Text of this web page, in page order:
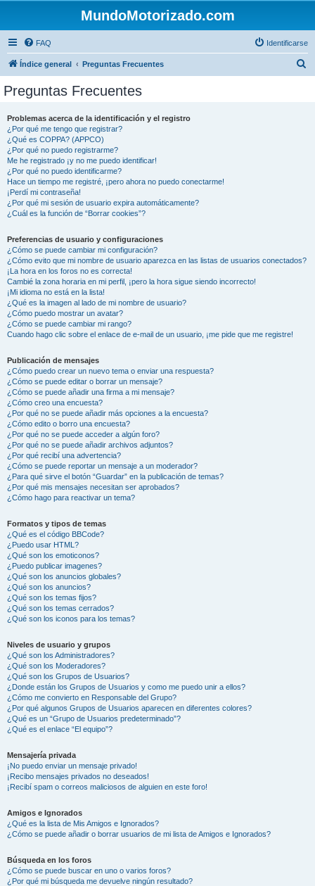
MundoMotorizado.com
FAQ Identificarse
Índice general Preguntas Frecuentes
Preguntas Frecuentes
Problemas acerca de la identificación y el registro
¿Por qué me tengo que registrar?
¿Qué es COPPA? (APPCO)
¿Por qué no puedo registrarme?
Me he registrado ¡y no me puedo identificar!
¿Por qué no puedo identificarme?
Hace un tiempo me registré, ¡pero ahora no puedo conectarme!
¡Perdí mi contraseña!
¿Por qué mi sesión de usuario expira automáticamente?
¿Cuál es la función de “Borrar cookies”?
Preferencias de usuario y configuraciones
¿Cómo se puede cambiar mi configuración?
¿Cómo evito que mi nombre de usuario aparezca en las listas de usuarios conectados?
¡La hora en los foros no es correcta!
Cambié la zona horaria en mi perfil, ¡pero la hora sigue siendo incorrecto!
¡Mi idioma no está en la lista!
¿Qué es la imagen al lado de mi nombre de usuario?
¿Cómo puedo mostrar un avatar?
¿Cómo se puede cambiar mi rango?
Cuando hago clic sobre el enlace de e-mail de un usuario, ¡me pide que me registre!
Publicación de mensajes
¿Cómo puedo crear un nuevo tema o enviar una respuesta?
¿Cómo se puede editar o borrar un mensaje?
¿Cómo se puede añadir una firma a mi mensaje?
¿Cómo creo una encuesta?
¿Por qué no se puede añadir más opciones a la encuesta?
¿Cómo edito o borro una encuesta?
¿Por qué no se puede acceder a algún foro?
¿Por qué no se puede añadir archivos adjuntos?
¿Por qué recibí una advertencia?
¿Cómo se puede reportar un mensaje a un moderador?
¿Para qué sirve el botón “Guardar” en la publicación de temas?
¿Por qué mis mensajes necesitan ser aprobados?
¿Cómo hago para reactivar un tema?
Formatos y tipos de temas
¿Qué es el código BBCode?
¿Puedo usar HTML?
¿Qué son los emoticonos?
¿Puedo publicar imagenes?
¿Qué son los anuncios globales?
¿Qué son los anuncios?
¿Qué son los temas fijos?
¿Qué son los temas cerrados?
¿Qué son los iconos para los temas?
Niveles de usuario y grupos
¿Qué son los Administradores?
¿Qué son los Moderadores?
¿Qué son los Grupos de Usuarios?
¿Donde están los Grupos de Usuarios y como me puedo unir a ellos?
¿Cómo me convierto en Responsable del Grupo?
¿Por qué algunos Grupos de Usuarios aparecen en diferentes colores?
¿Qué es un “Grupo de Usuarios predeterminado”?
¿Qué es el enlace “El equipo”?
Mensajería privada
¡No puedo enviar un mensaje privado!
¡Recibo mensajes privados no deseados!
¡Recibí spam o correos maliciosos de alguien en este foro!
Amigos e Ignorados
¿Qué es la lista de Mis Amigos e Ignorados?
¿Cómo se puede añadir o borrar usuarios de mi lista de Amigos e Ignorados?
Búsqueda en los foros
¿Cómo se puede buscar en uno o varios foros?
¿Por qué mi búsqueda me devuelve ningún resultado?